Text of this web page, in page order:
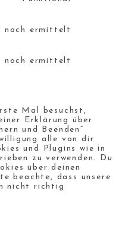
noch ermittelt
noch ermittelt
Mal besuchst,
Erklärung über
und Beenden“
alle von dir
und Plugins wie in
zu verwenden. Du
über deinen
beachte, dass unsere
nicht richtig